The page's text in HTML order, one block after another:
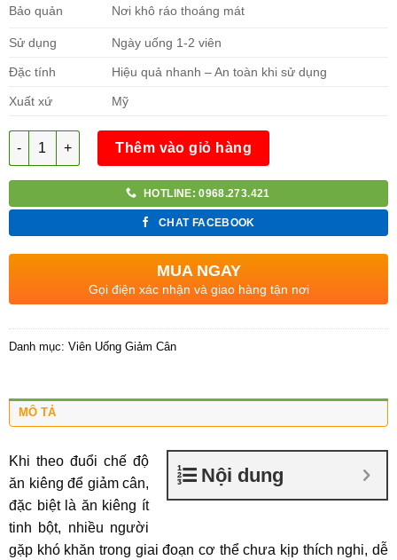
Bảo quản Nơi khô ráo thoáng mát
Sử dụng Ngày uống 1-2 viên
Đặc tính Hiệu quả nhanh – An toàn khi sử dụng
Xuất xứ Mỹ
Số lượng
Thêm vào giỏ hàng
HOTLINE: 0968.273.421
CHAT FACEBOOK
MUA NGAY
Gọi điện xác nhận và giao hàng tận nơi
Danh mục: Viên Uống Giảm Cân
MÔ TẢ
Nội dung
Khi theo đuổi chế độ
ăn kiêng để giảm cân,
đặc biệt là ăn kiêng ít
tinh bột, nhiều người
gặp khó khăn trong giai đoạn cơ thể chưa kịp thích nghi, dễ